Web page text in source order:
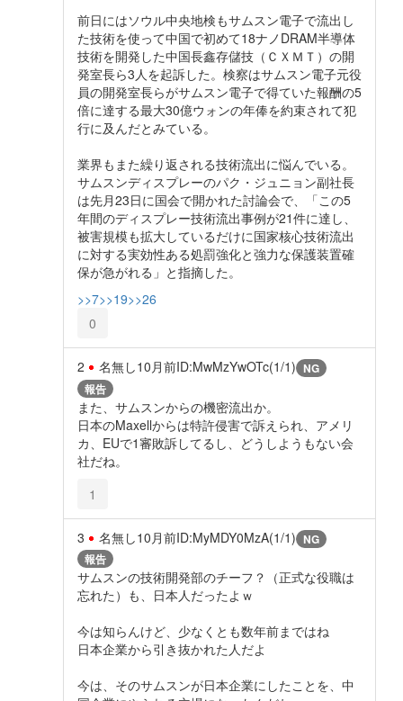
前日にはソウル中央地検もサムスン電子で流出し
た技術を使って中国で初めて18ナノDRAM半導体
技術を開発した中国長鑫存儲技（ＣＸＭＴ）の開
発室長ら3人を起訴した。検察はサムスン電子元役
員の開発室長らがサムスン電子で得ていた報酬の5
倍に達する最大30億ウォンの年俸を約束されて犯
行に及んだとみている。
業界もまた繰り返される技術流出に悩んでいる。
サムスンディスプレーのパク・ジュニョン副社長
は先月23日に国会で開かれた討論会で、「この5
年間のディスプレー技術流出事例が21件に達し、
被害規模も拡大しているだけに国家核心技術流出
に対する実効性ある処罰強化と強力な保護装置確
保が急がれる」と指摘した。
>>7>>19>>26
0
2 名無し10月前ID:MwMzYwOTc(1/1) NG
報告
また、サムスンからの機密流出か。
日本のMaxellからは特許侵害で訴えられ、アメリ
カ、EUで1審敗訴してるし、どうしようもない会
社だね。
1
3 名無し10月前ID:MyMDY0MzA(1/1) NG
報告
サムスンの技術開発部のチーフ？（正式な役職は
忘れた）も、日本人だったよｗ
今は知らんけど、少なくとも数年前まではね
日本企業から引き抜かれた人だよ
今は、そのサムスンが日本企業にしたことを、中